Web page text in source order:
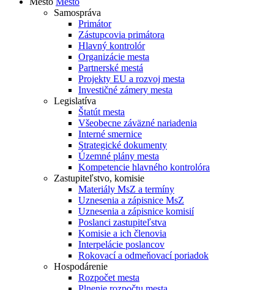
Samospráva
Primátor
Zástupcovia primátora
Hlavný kontrolór
Organizácie mesta
Partnerské mestá
Projekty EU a rozvoj mesta
Investičné zámery mesta
Legislatíva
Štatút mesta
Všeobecne záväzné nariadenia
Interné smernice
Strategické dokumenty
Územné plány mesta
Kompetencie hlavného kontrolóra
Zastupiteľstvo, komisie
Materiály MsZ a termíny
Uznesenia a zápisnice MsZ
Uznesenia a zápisnice komisií
Poslanci zastupiteľstva
Komisie a ich členovia
Interpelácie poslancov
Rokovací a odmeňovací poriadok
Hospodárenie
Rozpočet mesta